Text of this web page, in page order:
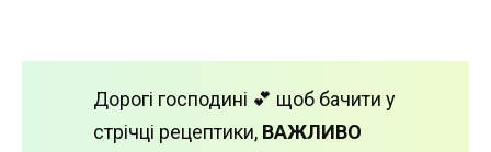
Дорогі господині 💕 щоб бачити у
стрічці рецептики, ВАЖЛИВО